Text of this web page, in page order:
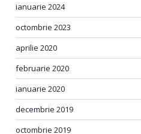
ianuarie 2024
octombrie 2023
aprilie 2020
februarie 2020
ianuarie 2020
decembrie 2019
octombrie 2019